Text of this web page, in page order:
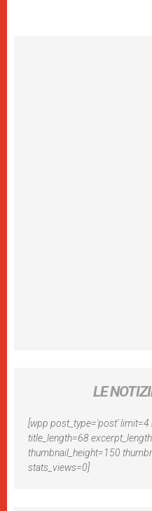
LE
[wpp post_type='post' limit=4
title_length=68
thumbnail_height=150
stats_views=0]